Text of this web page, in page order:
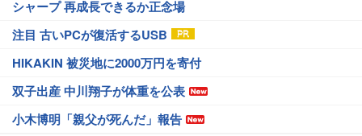
シャープ 再成長できるか正念場
注目 古いPCが復活するUSB
HIKAKIN 被災地に2000万円を寄付
双子出産 中川翔子が体重を公表
小木博明「親父が死んだ」報告